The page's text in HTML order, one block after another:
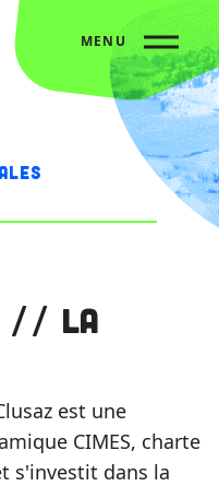
MENU
// La
est une
CIMES, charte
s'investit dans la